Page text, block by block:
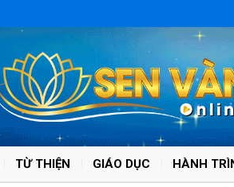
TỪ THIỆN GIÁO DỤC HÀNH